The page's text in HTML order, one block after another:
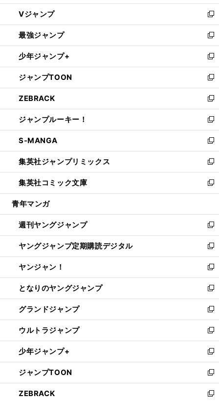
ウ
ィ
ン
ド
ウ
で
開
く
し
い
ウ
ィ
ン
ド
ウ
で
開
く
Vジャンプ
新
し
い
ウ
ィ
ン
ド
ウ
で
開
く
最強ジャンプ
新
し
い
ウ
ィ
ン
ド
ウ
で
開
く
少年ジャンプ+
新
し
い
ウ
ィ
ン
ド
ウ
で
開
く
ジャンプTOON
新
し
い
ウ
ィ
ン
ド
ウ
で
開
く
ZEBRACK
新
し
い
ウ
ィ
ン
ド
ウ
で
開
ジャンプルーキー！
新
し
い
ウ
ィ
ン
ド
ウ
開
く
S-MANGA
新
し
い
ウ
ィ
ン
ウ
で
開
く
集英社ジャンプリミックス
新
し
い
ウ
ン
ド
ウ
で
開
く
集英社コミック文庫
新
し
ウ
ィ
ン
ド
ウ
で
開
く
青年マンガ
週刊ヤングジャンプ
新
し
い
ウ
ィ
ン
ド
ウ
で
開
く
ヤングジャンプ定期購読デジタル
新
し
い
ウ
ィ
ン
ド
ウ
で
開
く
ヤンジャン！
新
し
い
ウ
ィ
ン
ド
ウ
で
開
く
となりのヤングジャンプ
新
し
い
ウ
ィ
ン
ド
ウ
で
開
く
グランドジャンプ
新
し
い
ウ
ィ
ン
ド
ウ
で
ウルトラジャンプ
新
し
い
ウ
ィ
ン
ド
少年ジャンプ+
新
し
い
ウ
ィ
ジャンプTOON
新
し
い
ZEBRACK
新